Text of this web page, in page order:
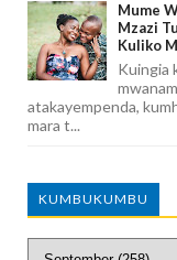
Mume
Mzazi
Kuliko
Kuingia
atakayempenda,
mara t...
KUMBUKUMBU